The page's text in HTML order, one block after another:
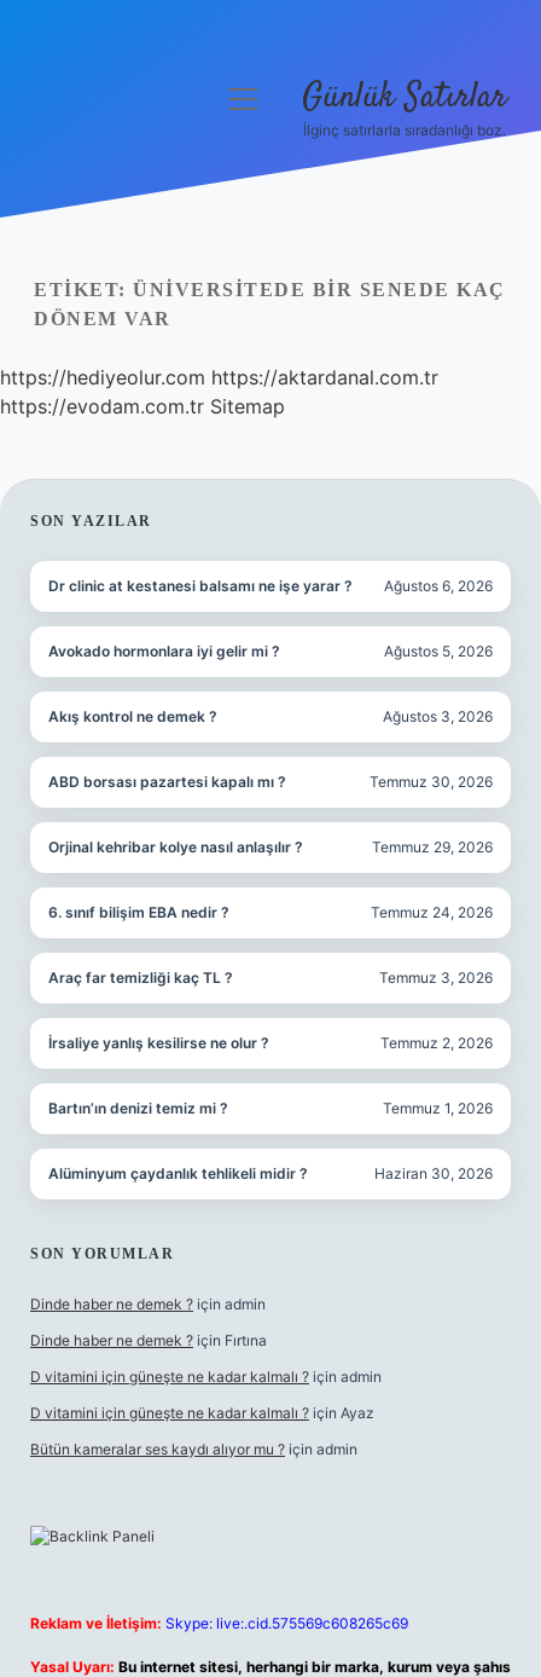
Yasal Uyarı
menüyü Günlük Satırlar
İlginç satırlarla sıradanlığı boz.
ETIKET: ÜNIVERSITEDE BIR SENEDE KAÇ
DÖNEM VAR
https://hediyeolur.com https://aktardanal.com.tr
https://evodam.com.tr Sitemap
SIDEBAR
SON YAZILAR
Dr clinic at kestanesi balsamı ne işe yarar ? Ağustos 6, 2026
Avokado hormonlara iyi gelir mi ? Ağustos 5, 2026
Akış kontrol ne demek ? Ağustos 3, 2026
ABD borsası pazartesi kapalı mı ? Temmuz 30, 2026
Orjinal kehribar kolye nasıl anlaşılır ? Temmuz 29, 2026
6. sınıf bilişim EBA nedir ? Temmuz 24, 2026
Araç far temizliği kaç TL ? Temmuz 3, 2026
İrsaliye yanlış kesilirse ne olur ? Temmuz 2, 2026
Bartın’ın denizi temiz mi ? Temmuz 1, 2026
Alüminyum çaydanlık tehlikeli midir ? Haziran 30, 2026
SON YORUMLAR
Dinde haber ne demek ? için admin
Dinde haber ne demek ? için Fırtına
D vitamini için güneşte ne kadar kalmalı ? için admin
D vitamini için güneşte ne kadar kalmalı ? için Ayaz
Bütün kameralar ses kaydı alıyor mu ? için admin
Reklam ve İletişim: Skype: live:.cid.575569c608265c69
Yasal Uyarı: Bu internet sitesi, herhangi bir marka, kurum veya şahıs